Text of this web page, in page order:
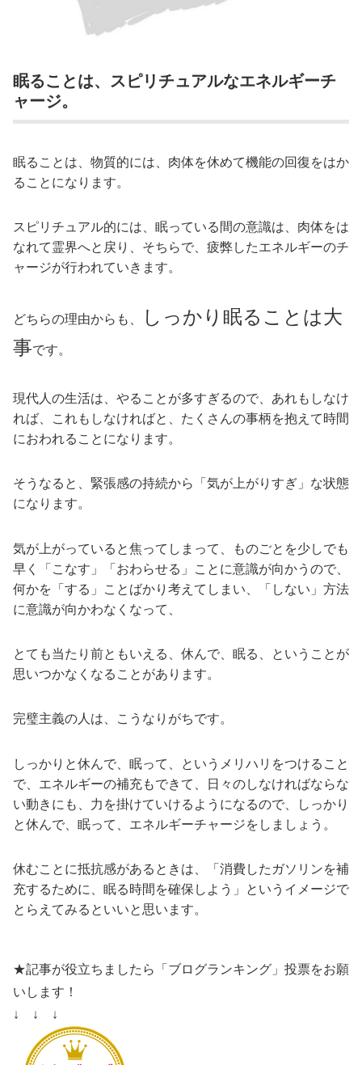
眠ることは、スピリチュアルなエネルギーチ
ャージ。
眠ることは、物質的には、肉体を休めて機能の回復をはか
ることになります。
スピリチュアル的には、眠っている間の意識は、肉体をは
なれて霊界へと戻り、そちらで、疲弊したエネルギーのチ
ャージが行われていきます。
どちらの理由からも、
しっかり眠ることは大
事です。
現代人の生活は、やることが多すぎるので、あれもしなけ
れば、これもしなければと、たくさんの事柄を抱えて時間
におわれることになります。
そうなると、緊張感の持続から「気が上がりすぎ」な状態
になります。
気が上がっていると焦ってしまって、ものごとを少しでも
早く「こなす」「おわらせる」ことに意識が向かうので、
何かを「する」ことばかり考えてしまい、「しない」方法
に意識が向かわなくなって、
とても当たり前ともいえる、休んで、眠る、ということが
思いつかなくなることがあります。
完璧主義の人は、こうなりがちです。
しっかりと休んで、眠って、というメリハリをつけること
で、エネルギーの補充もできて、日々のしなければならな
い動きにも、力を掛けていけるようになるので、しっかり
と休んで、眠って、エネルギーチャージをしましょう。
休むことに抵抗感があるときは、「消費したガソリンを補
充するために、眠る時間を確保しよう」というイメージで
とらえてみるといいと思います。
★記事が役立ちましたら「ブログランキング」投票をお願
いします！
↓ ↓ ↓